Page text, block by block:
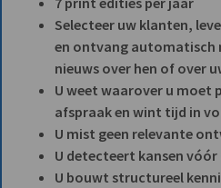
Selecteer uw klanten,
en ontvang automatisch
nieuws over hen of over
U weet waarover u moet
afspraak en wint tijd in
U mist geen relevante
U detecteert kansen vóór
U bouwt structureel